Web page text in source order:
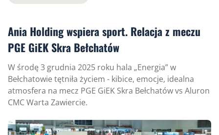
Ania Holding wspiera sport. Relacja z meczu
PGE GiEK Skra Bełchatów
W środę 3 grudnia 2025 roku hala „Energia” w
Bełchatowie tętniła życiem - kibice, emocje, idealna
atmosfera na mecz PGE GiEK Skra Bełchatów vs Aluron
CMC Warta Zawiercie.